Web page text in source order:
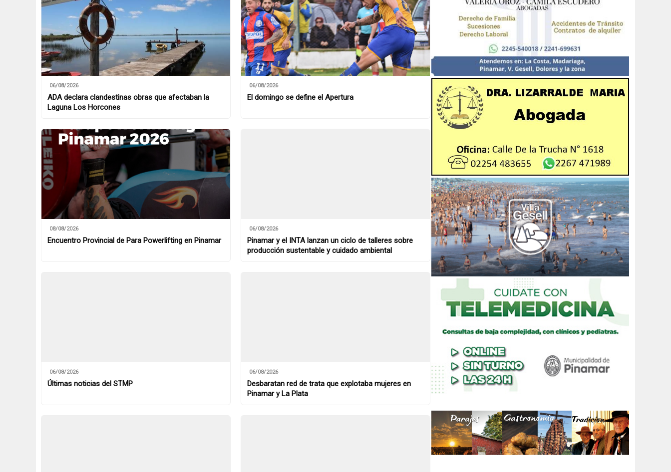
06/08/2026
ADA declara clandestinas obras que afectaban la
Laguna Los Horcones
06/08/2026
El domingo se define el Apertura
08/08/2026
Encuentro Provincial de Para Powerlifting en Pinamar
06/08/2026
Pinamar y el INTA lanzan un ciclo de talleres sobre
producción sustentable y cuidado ambiental
06/08/2026
Últimas noticias del STMP
06/08/2026
Desbaratan red de trata que explotaba mujeres en
Pinamar y La Plata